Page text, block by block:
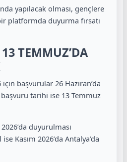
yapılacak olması, gençlere
platformda duyurma fırsatı
TEMMUZ’DA
başvurular 26 Haziran’da
tarihi ise 13 Temmuz
duyurulması
Kasım 2026’da Antalya’da